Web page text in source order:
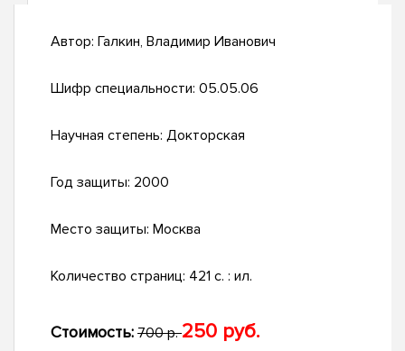
Автор: Галкин, Владимир Иванович
Шифр специальности: 05.05.06
Научная степень: Докторская
Год защиты: 2000
Место защиты: Москва
Количество страниц: 421 с. : ил.
Стоимость: 700 р.250 руб.